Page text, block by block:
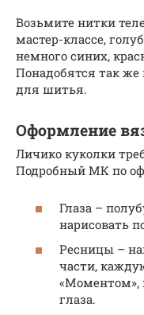
Возьмите нитки
мастер-классе,
немного синих,
Понадобятся так
для шитья.
Оформление
Личико куколки
Подробный МК по
Глаза –
нарисовать
Ресницы –
части,
«Моментом»,
глаза.